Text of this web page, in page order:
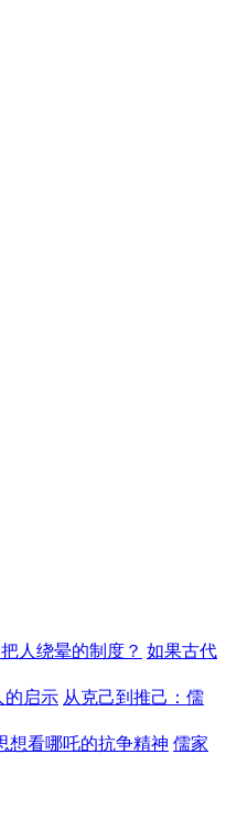
人绕晕的制度？ 如果古代
的启示 从克己到推己：儒
想看哪吒的抗争精神 儒家